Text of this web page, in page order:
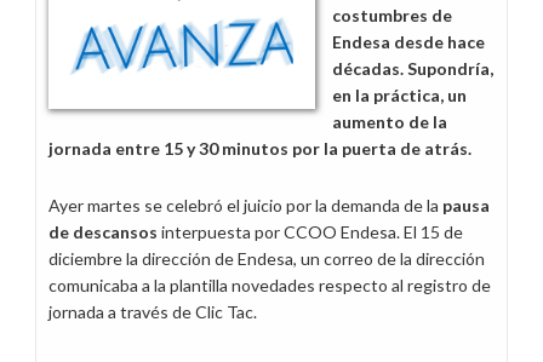
pausa
de
costumbres de
Endesa desde hace
décadas. Supondría,
en la práctica, un
aumento de la
jornada entre 15 y 30 minutos por la puerta de atrás.
Ayer martes se celebró el juicio por la demanda de la pausa
de descansos interpuesta por CCOO Endesa. El 15 de
diciembre la dirección de Endesa, un correo de la dirección
comunicaba a la plantilla novedades respecto al registro de
jornada a través de Clic Tac.